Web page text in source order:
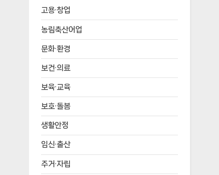
고용·창업
농림축산어업
문화·환경
보건·의료
보육·교육
보호·돌봄
생활안정
임신·출산
주거·자립